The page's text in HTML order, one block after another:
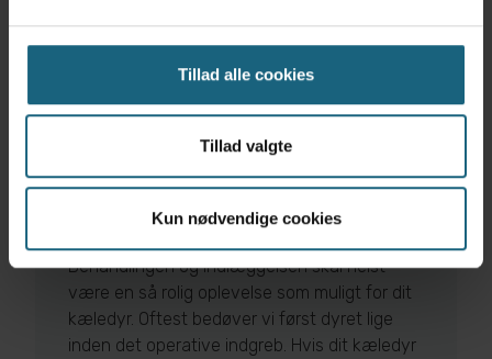
Tillad alle cookies
Tillad valgte
Kun nødvendige cookies
gælder ikke gnavere) Det vil sige, at du skal fjerne
det er vigtigt, at du husker at lufte din hund inden
tjekke ditkæledyrs forsikring
Behandlingen og indlæggelsen skal helst
være en så rolig oplevelse som muligt for dit
kæledyr. Oftest bedøver vi først dyret lige
inden det operative indgreb. Hvis dit kæledyr